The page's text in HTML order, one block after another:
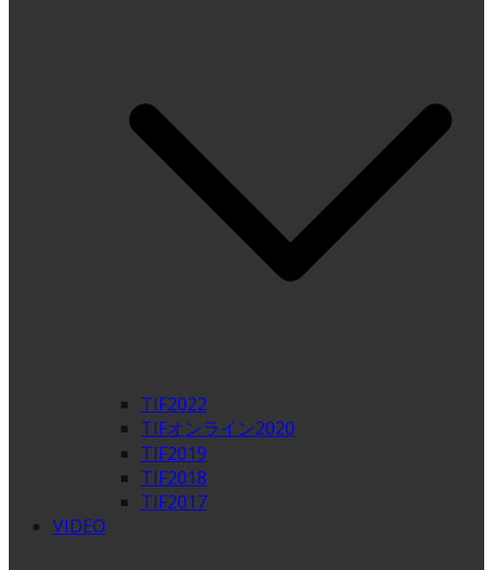
TIF2022
TIFオンライン2020
TIF2019
TIF2018
TIF2017
VIDEO